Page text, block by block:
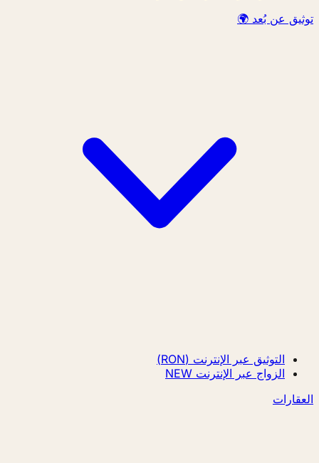
توثيق عن بُعد 🌍
التوثيق عبر الإنترنت (RON)
الزواج عبر الإنترنت NEW
العقارات